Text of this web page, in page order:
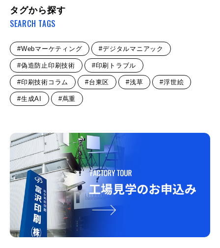
タグから探す
SEARCH TAGS
#Webマーケティング #デジタルマニアック
#偽造防止印刷技術 #印刷トラブル
#印刷技術コラム #台東区 #浅草 #浮世絵
#生成AI #蔦重